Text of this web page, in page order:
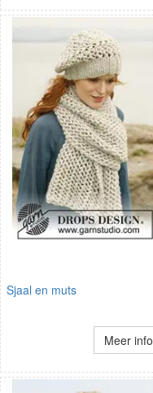
Sjaal en muts
Meer info